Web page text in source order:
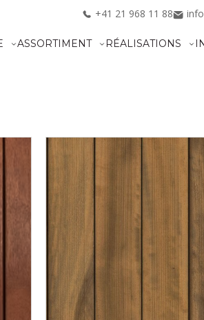
+41 21 968 11 88
ASSORTIMENT RÉALISATIONS